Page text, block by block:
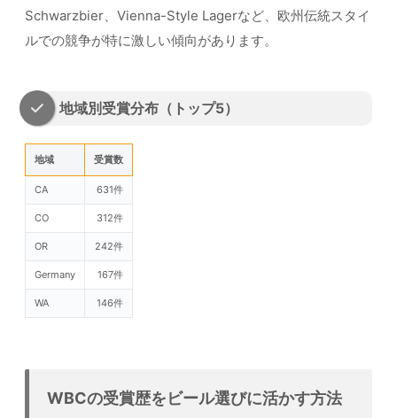
Schwarzbier、Vienna-Style Lagerなど、欧州伝統スタイ
ルでの競争が特に激しい傾向があります。
地域別受賞分布（トップ5）
地域 受賞数
CA 631件
CO 312件
OR 242件
Germany 167件
WA 146件
WBCの受賞歴をビール選びに活かす方法